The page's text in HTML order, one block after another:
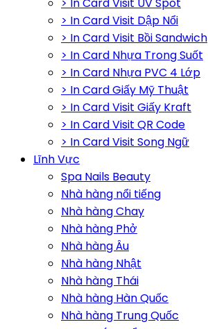
> In Card Visit UV Spot
> In Card Visit Dập Nổi
> In Card Visit Bồi Sandwich
> In Card Nhựa Trong Suốt
> In Card Nhựa PVC 4 Lớp
> In Card Giấy Mỹ Thuật
> In Card Visit Giấy Kraft
> In Card Visit QR Code
> In Card Visit Song Ngữ
Lĩnh Vực
Spa Nails Beauty
Nhà hàng nổi tiếng
Nhà hàng Chay
Nhà hàng Phở
Nhà hàng Âu
Nhà hàng Nhật
Nhà hàng Thái
Nhà hàng Hàn Quốc
Nhà hàng Trung Quốc